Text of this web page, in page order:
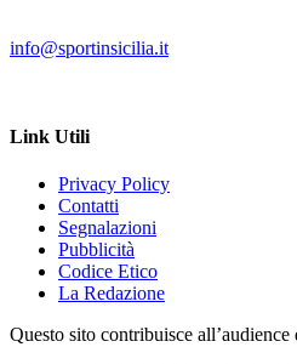
info@sportinsicilia.it
Link Utili
Privacy Policy
Contatti
Segnalazioni
Pubblicità
Codice Etico
La Redazione
Questo sito contribuisce all’audience